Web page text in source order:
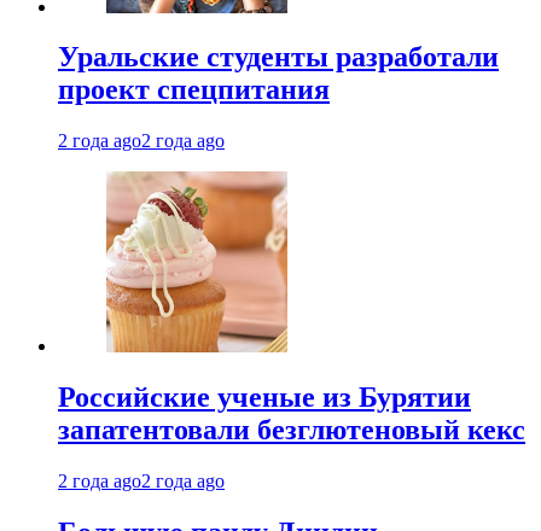
Уральские студенты разработали
проект спецпитания
2 года ago2 года ago
Российские ученые из Бурятии
запатентовали безглютеновый кекс
2 года ago2 года ago